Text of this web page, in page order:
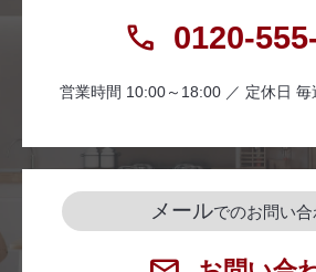
0120-
営業時間 10:00～18:00 ／ 定休日 毎
メールでのお問い合